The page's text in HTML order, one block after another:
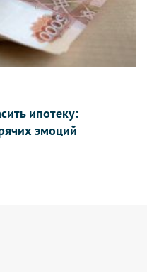
ипотеку:
эмоций